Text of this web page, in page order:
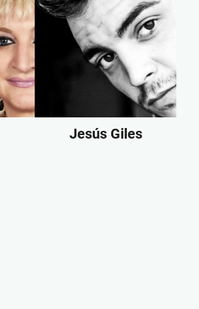
Jesús Giles